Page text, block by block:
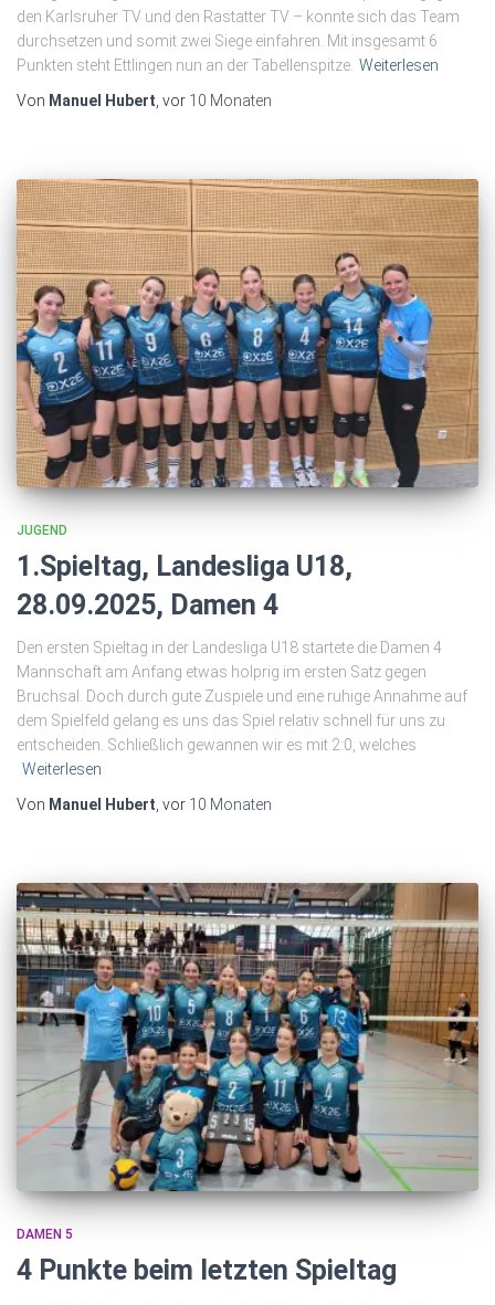
den Karlsruher TV und den Rastatter TV – konnte sich das Team
durchsetzen und somit zwei Siege einfahren. Mit insgesamt 6
Punkten steht Ettlingen nun an der Tabellenspitze. Weiterlesen
Von Manuel Hubert, vor 10 Monaten
JUGEND
1.Spieltag, Landesliga U18,
28.09.2025, Damen 4
Den ersten Spieltag in der Landesliga U18 startete die Damen 4
Mannschaft am Anfang etwas holprig im ersten Satz gegen
Bruchsal. Doch durch gute Zuspiele und eine ruhige Annahme auf
dem Spielfeld gelang es uns das Spiel relativ schnell für uns zu
entscheiden. Schließlich gewannen wir es mit 2:0, welches
Weiterlesen
Von Manuel Hubert , vor 10 Monaten
DAMEN 5
4 Punkte beim letzten Spieltag